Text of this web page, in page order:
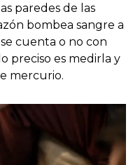
paredes de las
bombea sangre a
cuenta o no con
preciso es medirla y
mercurio.